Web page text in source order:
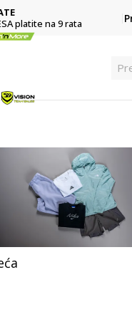
platite na 9 rata